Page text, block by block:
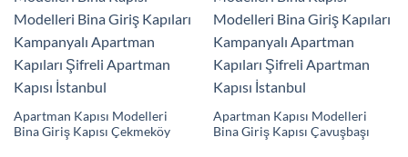
Apartman Kapısı Modelleri
Bina Giriş Kapısı Çekmeköy
Apartman Kapısı Modelleri
Bina Giriş Kapısı Çavuşbaşı